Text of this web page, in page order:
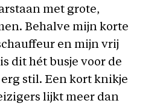
met grote,
Behalve mijn korte
en mijn vrij
dit hét busje voor de
erg stil. Een kort knikje
lijkt meer dan